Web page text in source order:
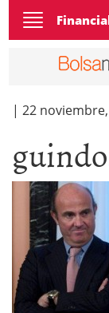
Toggle
navigation
| 22